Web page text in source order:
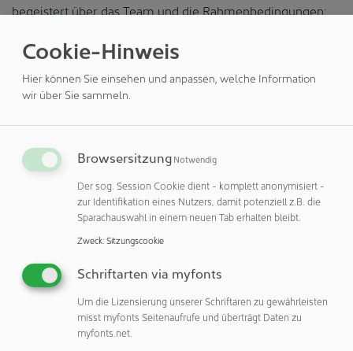
begeistert über das Team und die Rahmenbedingungen:
nicht nur ein Meilenstein, sondern auch ein spannender
wir gerade umsetzen, schaffen wir die Grundlagen für
weiteres Wachstum und Innovation. Unser
hochmotiviertes Team ist bereit, die Herausforderungen
Bereits mitten im Jubiläumsjahr, im Mai 2024, setzten
Roland Schreiner und Erich Pably gemeinsam mit
politischen Vertretern den ersten Spatenstich für einen
Quadratmeter vergrößert. Der Anbau schafft so mehr
Platz für zusätzliche Maschinen, erweiterte Sozialräume,
optimierte Wareneingangs- und -ausgangsbereiche sowie
neue Farblager und -labore. Ein neues Regallager mit
einem modernen fahrerlosen Transportsystem (FTS) wird
zudem die Effizienz steigern und die Abläufe weiter
Cookie-Hinweis
Hier können Sie einsehen und anpassen, welche Information
wir über Sie sammeln.
Browsersitzung Notwendig
Der sog. Session Cookie dient - komplett anonymisiert -
zur Identifikation eines Nutzers, damit potenziell z.B. die
Sparachauswahl in einem neuen Tab erhalten bleibt.
Zweck: Sitzungscookie
Schriftarten via myfonts
Um die Lizensierung unserer Schriftaren zu gewährleisten
misst myfonts Seitenaufrufe und überträgt Daten zu
myfonts.net.